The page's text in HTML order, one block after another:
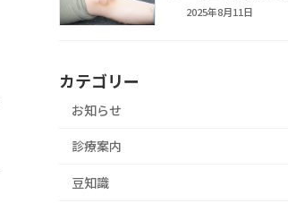
2025年8月11日
カテゴリー
お知らせ
診療案内
豆知識